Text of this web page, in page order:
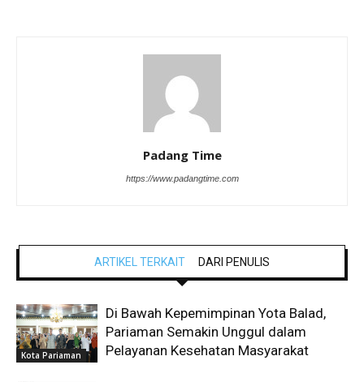
Padang Time
https://www.padangtime.com
ARTIKEL TERKAIT DARI PENULIS
Kota Pariaman
Di Bawah Kepemimpinan Yota Balad,
Pariaman Semakin Unggul dalam
Pelayanan Kesehatan Masyarakat